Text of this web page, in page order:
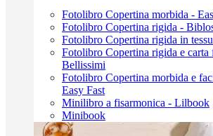
Fotolibro Copertina morbida -
Fotolibro Copertina rigida -
Fotolibro Copertina rigida in
Fotolibro Copertina rigida e carta
Bellissimi
Fotolibro Copertina morbida e
Easy Fast
Minilibro a fisarmonica - Lilbook
Minibook